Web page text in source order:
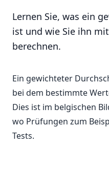
Lernen Sie, was ein
ist und wie Sie ihn
berechnen.
Ein gewichteter
bei dem bestimmte
Dies ist im belgischen
wo Prüfungen zum
Tests.